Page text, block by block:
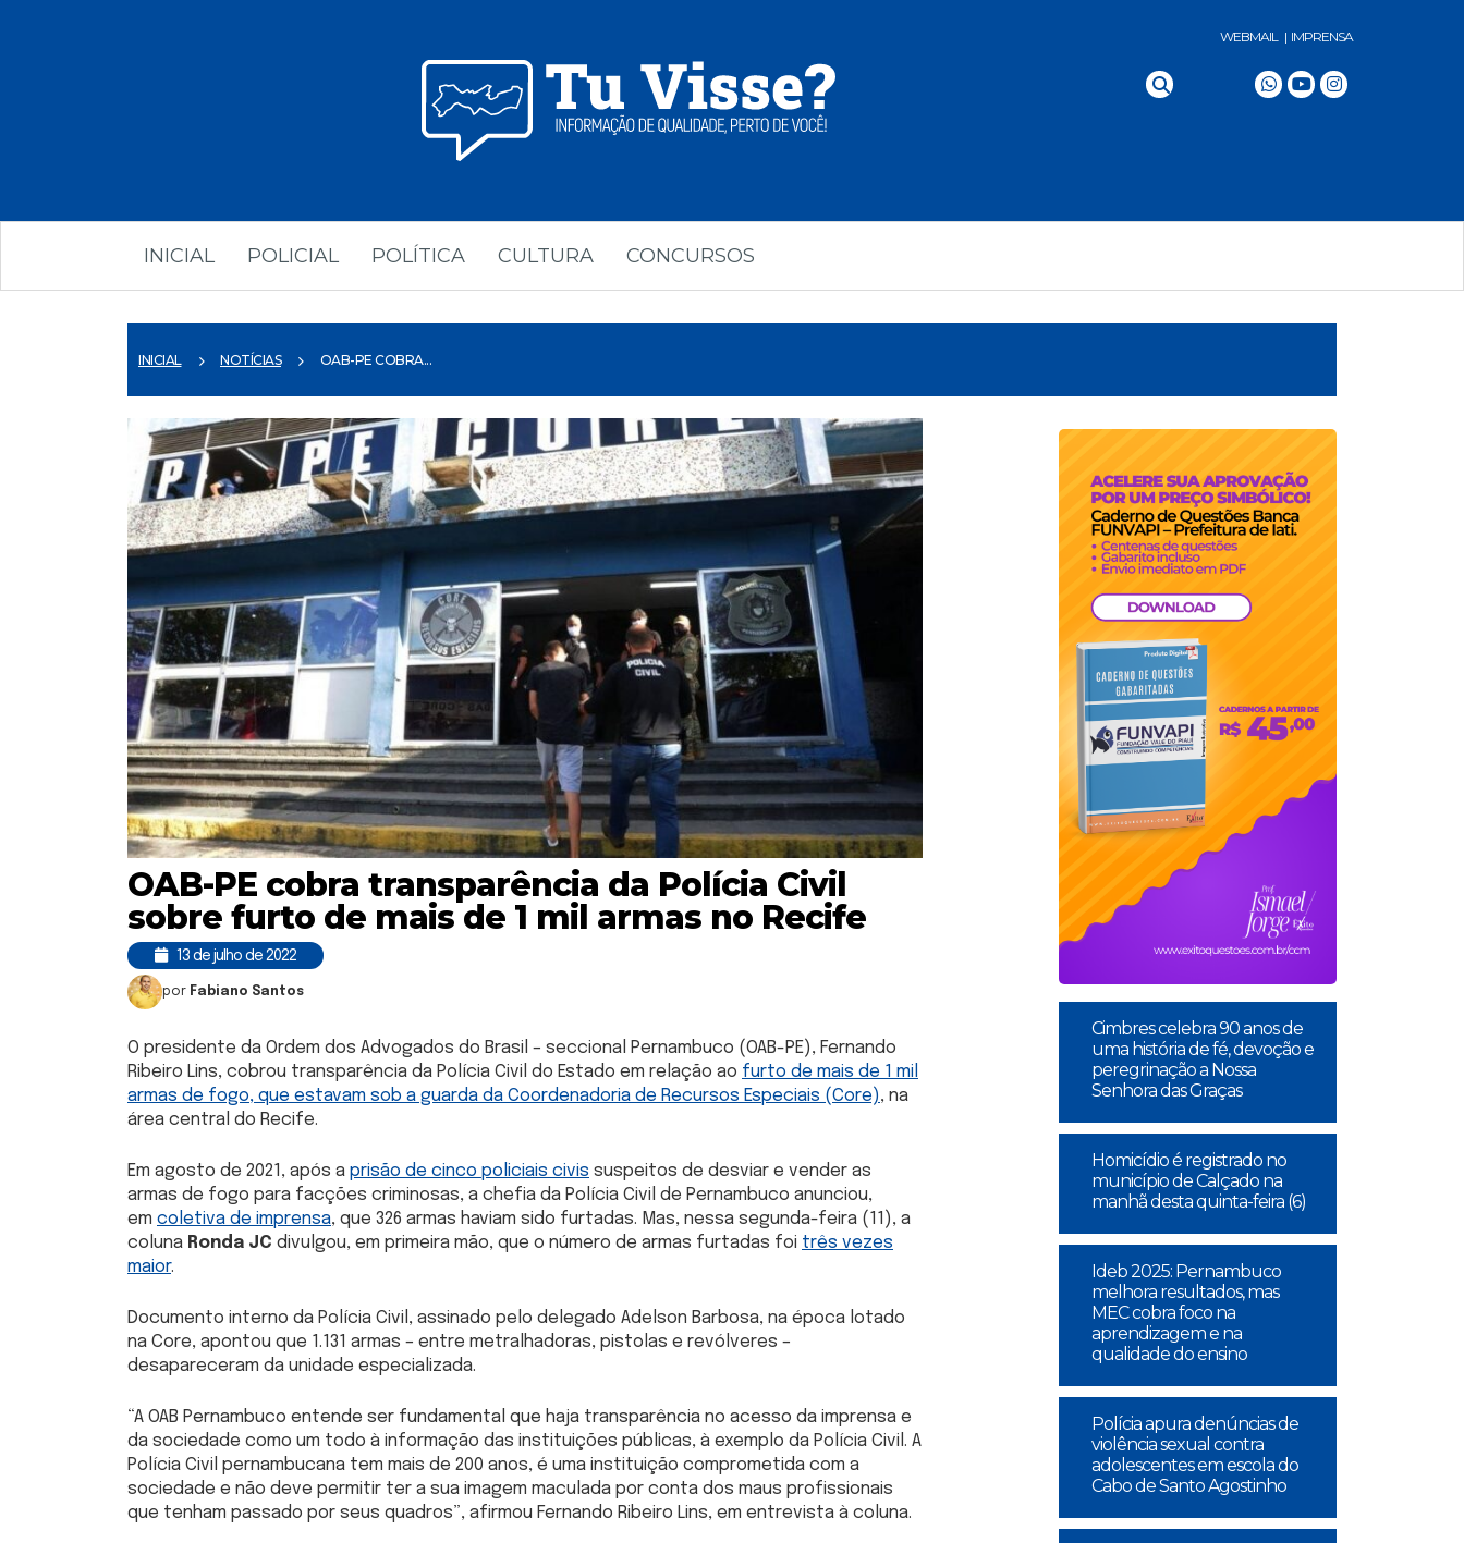
WEBMAIL | IMPRENSA
INICIAL POLICIAL POLÍTICA CULTURA CONCURSOS
INICIAL NOTÍCIAS OAB-PE COBRA...
OAB-PE cobra transparência da Polícia Civil
sobre furto de mais de 1 mil armas no Recife
13 de julho de 2022
por Fabiano Santos
O presidente da Ordem dos Advogados do Brasil – seccional Pernambuco (OAB-PE), Fernando
Ribeiro Lins, cobrou transparência da Polícia Civil do Estado em relação ao furto de mais de 1 mil
armas de fogo, que estavam sob a guarda da Coordenadoria de Recursos Especiais (Core), na
área central do Recife.
Em agosto de 2021, após a prisão de cinco policiais civis suspeitos de desviar e vender as
armas de fogo para facções criminosas, a chefia da Polícia Civil de Pernambuco anunciou,
em coletiva de imprensa, que 326 armas haviam sido furtadas. Mas, nessa segunda-feira (11), a
coluna Ronda JC divulgou, em primeira mão, que o número de armas furtadas foi três vezes
maior.
Documento interno da Polícia Civil, assinado pelo delegado Adelson Barbosa, na época lotado
na Core, apontou que 1.131 armas – entre metralhadoras, pistolas e revólveres –
desapareceram da unidade especializada.
“A OAB Pernambuco entende ser fundamental que haja transparência no acesso da imprensa e
da sociedade como um todo à informação das instituições públicas, à exemplo da Polícia Civil. A
Polícia Civil pernambucana tem mais de 200 anos, é uma instituição comprometida com a
sociedade e não deve permitir ter a sua imagem maculada por conta dos maus profissionais
que tenham passado por seus quadros”, afirmou Fernando Ribeiro Lins, em entrevista à coluna.
Cimbres celebra 90 anos de
uma história de fé, devoção e
peregrinação a Nossa
Senhora das Graças
Homicídio é registrado no
município de Calçado na
manhã desta quinta-feira (6)
Ideb 2025: Pernambuco
melhora resultados, mas
MEC cobra foco na
aprendizagem e na
qualidade do ensino
Polícia apura denúncias de
violência sexual contra
adolescentes em escola do
Cabo de Santo Agostinho